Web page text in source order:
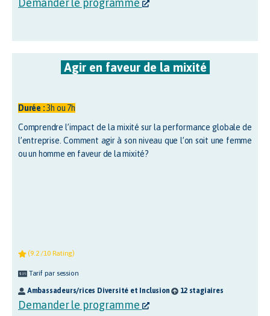
Demander le programme
Agir en faveur de la mixité
Durée :3h ou 7h
Comprendre l’impact de la mixité sur la performance globale de
l’entreprise. Comment agir à son niveau que l’on soit une femme
ou un homme en faveur de la mixité?
(9.2 /10 Rating)
Tarif par session
Ambassadeurs/rices Diversité et Inclusion 12 stagiaires
Demander le programme